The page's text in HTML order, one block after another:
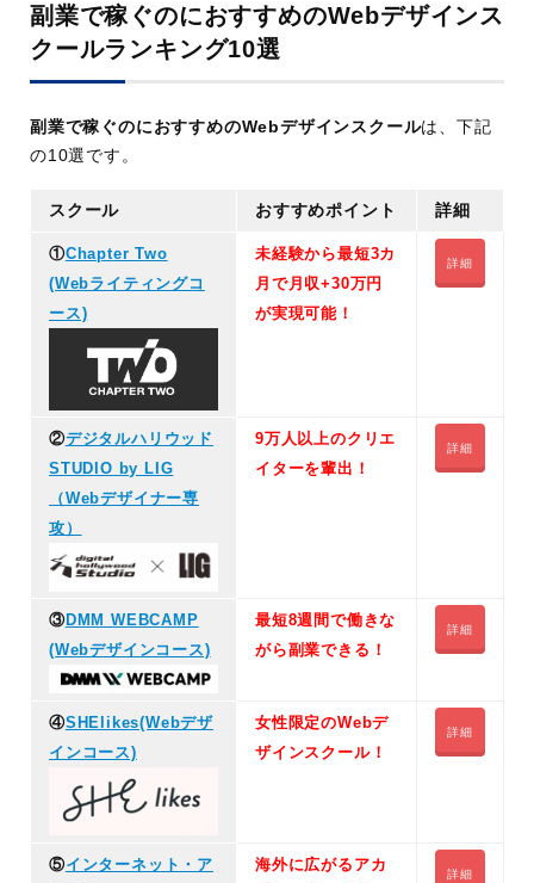
副業で稼ぐのにおすすめのWebデザインス
クールランキング10選
副業で稼ぐのにおすすめのWebデザインスクールは、下記
の10選です。
スクール おすすめポイント 詳細
①Chapter Two
(Webライティングコ
ース)
未経験から最短3カ
月で月収+30万円
が実現可能！
詳細
②デジタルハリウッド
STUDIO by LIG
（Webデザイナー専
攻）
9万人以上のクリエ
イターを輩出！
詳細
③ DMM WEBCAMP
(Webデザインコース)
最短8週間で働きな
がら副業できる！
詳細
④SHElikes(Webデザ
インコース)
女性限定のWebデ
ザインスクール！
詳細
⑤インターネット・ア
海外に広がるアカ
詳細